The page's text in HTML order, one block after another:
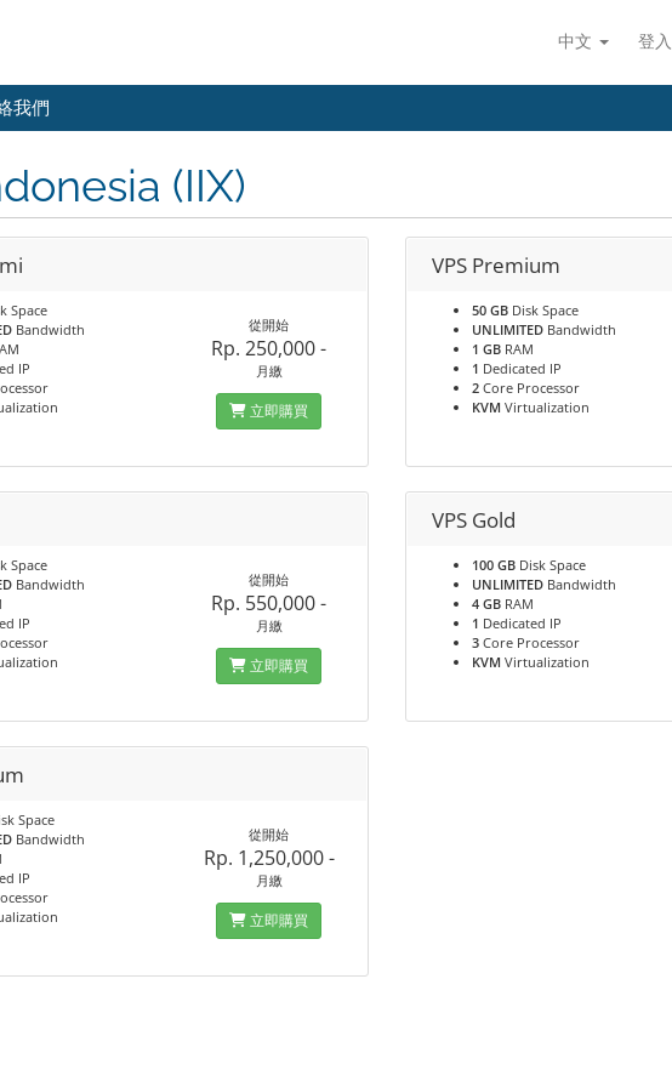
中文 登入
我們
(IIX)
Space
Bandwidth
IP
從開始
Rp. 250,000 -
月繳
立即購買
VPS Premium
50 GB Disk Space
UNLIMITED Bandwidth
1 GB RAM
1 Dedicated IP
2 Core Processor
KVM Virtualization
Space
Bandwidth
IP
從開始
Rp. 550,000 -
月繳
立即購買
VPS Gold
100 GB Disk Space
UNLIMITED Bandwidth
4 GB RAM
1 Dedicated IP
3 Core Processor
KVM Virtualization
Space
Bandwidth
IP
從開始
Rp. 1,250,000 -
月繳
立即購買